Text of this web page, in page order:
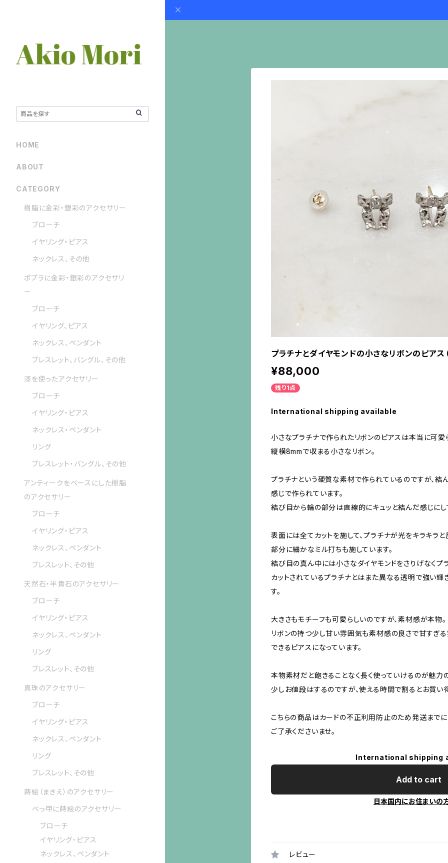
プラチナとダイヤモンドの小さなリボンのピアス
¥88,000
残り1点
International shipping available
小さなプラチナで作られたリボンのピアスは本当に可愛
縦横8mmで収まる小さなリボン。
プラチナという硬質な素材で作られているのですが、
感じで作られています。
結び目から輪の部分は直線的にキュッと結んだ感じにし
表面には全てカットを施して、プラチナが光をキラキラ
部分に細かなミル打ちも施しています。
結び目の真ん中には小さなダイヤモンドをさりげなくプラ
カットされているプラチナとはまた異なる透明で強い輝
す。
大きさもモチーフも可愛らしいのですが、素材感が本物。
リボンの持つ少し甘い雰囲気も素材感の良さで甘すぎる
できるピアスになっています。
本物素材だと飽きることなく長く使っていけるのが魅力
少しお値段はするのですが、使える時間で割るとお買い
こちらの商品はカードの不正利用防止のため発送までに
ご了承くださいませ。
International shipping
Add to cart
日本国内にお住まいの
レビュー
HOME
ABOUT
CATEGORY
樹脂に金彩・銀彩のアクセサリー
ブローチ
イヤリング・ピアス
ネックレス、その他
ポプラに金彩・銀彩のアクセサリ
ー
ブローチ
イヤリング、ピアス
ネックレス、ペンダント
ブレスレット、バングル、その他
漆を使ったアクセサリー
ブローチ
イヤリング・ピアス
ネックレス・ペンダント
リング
ブレスレット・バングル、その他
アンティークをベースにした樹脂
のアクセサリー
ブローチ
イヤリング・ピアス
ネックレス、ペンダント
ブレスレット、その他
天然石・半貴石のアクセサリー
ブローチ
イヤリング・ピアス
ネックレス、ペンダント
リング
ブレスレット、その他
真珠のアクセサリー
ブローチ
イヤリング・ピアス
ネックレス、ペンダント
リング
ブレスレット、その他
蒔絵（まきえ）のアクセサリー
べっ甲に蒔絵のアクセサリー
ブローチ
イヤリング・ピアス
ネックレス、ペンダント